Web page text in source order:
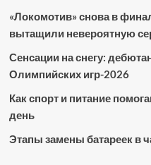
«Локомотив» снова в
вытащили невероятную
Сенсации на снегу:
Олимпийских игр-2026
Как спорт и питание
день
Этапы замены батареек в